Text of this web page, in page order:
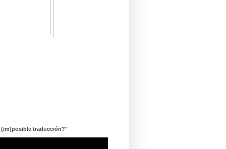
traducción?"